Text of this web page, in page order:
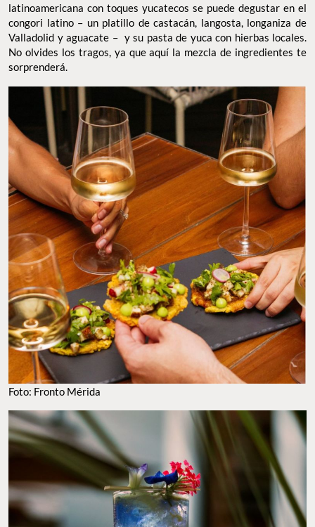
latinoamericana con toques yucatecos se puede degustar en el
congori latino – un platillo de castacán, langosta, longaniza de
Valladolid y aguacate – y su pasta de yuca con hierbas locales.
No olvides los tragos, ya que aquí la mezcla de ingredientes te
sorprenderá.
Foto: Fronto Mérida